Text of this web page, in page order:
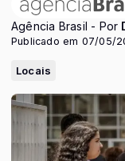
Agência Brasil - Por
Publicado em 07/05/
Locais